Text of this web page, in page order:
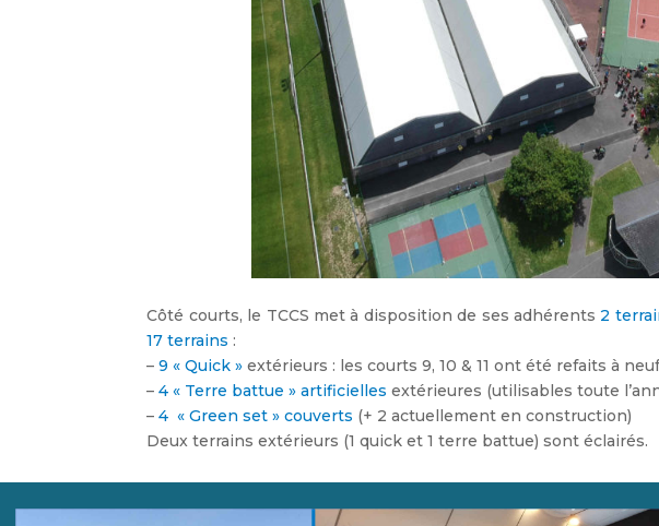
Côté courts, le TCCS met à disposition de ses adhérents 2
17 terrains :
–9 « Quick » extérieurs : les courts 9, 10 & 11 ont été refaits à
– 4 « Terre battue » artificielles extérieures (utilisables toute
–4 « Green set » couverts (+ 2 actuellement en construction)
Deux terrains extérieurs (1 quick et 1 terre battue) sont éclairés.